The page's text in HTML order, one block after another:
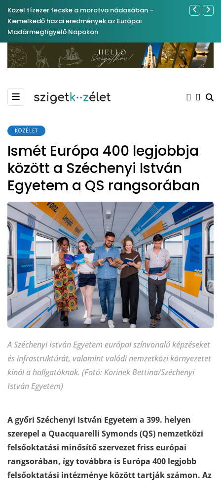
Közel tízezer fecske a morotva nádasában –
Kiemelkedő hazai eredmények az Európai
Madármegfigyelő Napokon
Ferenc
KÖZÉLET
Ismét Európa 400 legjobbja
között a Széchenyi István
Egyetem a QS rangsorában
A Széchenyi István Egyetem európai színvonalú képzéseket
és infrastruktúrát, valamint valódi nemzetközi környezetet
kínál a hallgatóknak. (Fotó: Korinek Bettina/Széchenyi
István Egyetem)
A győri Széchenyi István Egyetem a 399. helyen
szerepel a Quacquarelli Symonds (QS) nemzetközi
felsőoktatási minősítő szervezet friss európai
rangsorában, így továbbra is Európa 400 legjobb
felsőoktatási intézménye között tartják számon. Az